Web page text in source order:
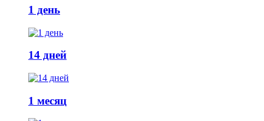
1 день
14 дней
1 месяц